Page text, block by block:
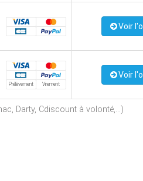
Voir
Prélèvement Virement
Voir
Darty, Cdiscount à volonté,...)